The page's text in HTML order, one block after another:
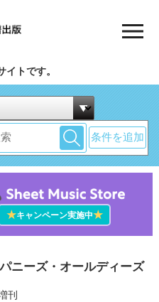
トです。
条件を追加
★キャンペーン実施中★
ニーズ・オールディーズ
刊